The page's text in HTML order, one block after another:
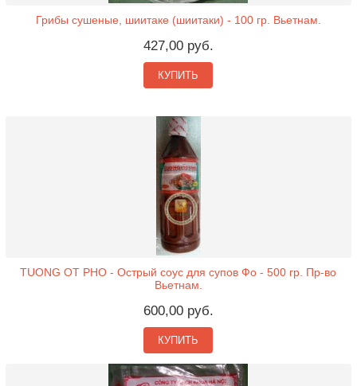
Грибы сушеные, шиитаке (шиитаки) - 100 гр. Вьетнам.
427,00 руб.
КУПИТЬ
TUONG OT PHO - Острый соус для супов Фо - 500 гр. Пр-во
Вьетнам.
600,00 руб.
КУПИТЬ